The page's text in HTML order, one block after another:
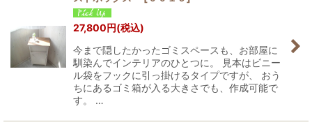
27,800円(税込)
今まで隠したかったゴミスペースも、お部屋に
馴染んでインテリアのひとつに。 見本はビニー
ル袋をフックに引っ掛けるタイプですが、 おう
ちにあるゴミ箱が入る大きさでも、作成可能で
す。 …